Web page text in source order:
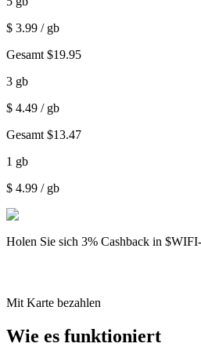
$ 3.99 / gb
Gesamt $19.95
3 gb
$ 4.49 / gb
Gesamt $13.47
1 gb
$ 4.99 / gb
Holen Sie sich 3% Cashback in
Mit Karte bezahlen
Wie es funktioniert